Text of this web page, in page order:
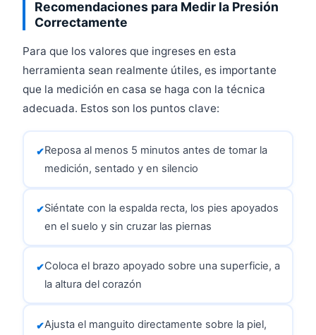
Recomendaciones para Medir la Presión
Correctamente
Para que los valores que ingreses en esta
herramienta sean realmente útiles, es importante
que la medición en casa se haga con la técnica
adecuada. Estos son los puntos clave:
Reposa al menos 5 minutos antes de tomar la
medición, sentado y en silencio
Siéntate con la espalda recta, los pies apoyados
en el suelo y sin cruzar las piernas
Coloca el brazo apoyado sobre una superficie, a
la altura del corazón
Ajusta el manguito directamente sobre la piel,